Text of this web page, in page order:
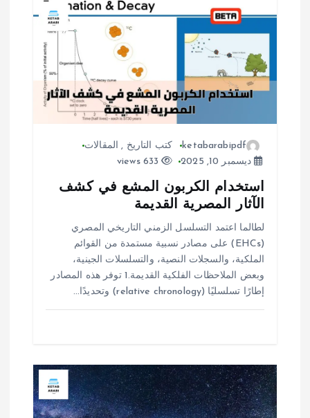
ق
ت
ketabarabipdf كتب التاريخ ,
المقالات
ديسمبر 10, 2025
633 views
استخدام الكربون المشع في كشف
الآثار المصرية القديمة
لطالما اعتمد التسلسل الزمني التاريخي المصري
(EHCs) على مصادر نسبية مستمدة من القوائم
الملكية، والسجلات النصية، والتسلسلات الجينية،
وبعض الملاحظات الفلكية القديمة.1 توفر هذه المصادر
إطارًا تسلسليًا (relative chronology) وتحديدًا…